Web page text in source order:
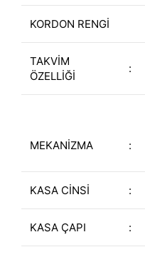
KORDON RENGİ
TAKVİM
ÖZELLİĞİ
:
MEKANİZMA :
KASA CİNSİ :
KASA ÇAPI :